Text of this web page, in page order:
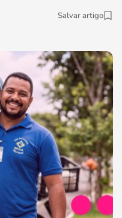
Salvar artigo